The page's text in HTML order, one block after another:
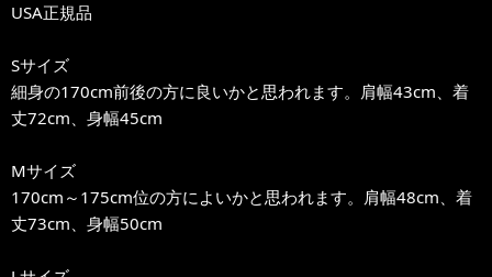
USA正規品
Sサイズ
細身の170cm前後の方に良いかと思われます。肩幅43cm、着
丈72cm、身幅45cm
Mサイズ
170cm～175cm位の方によいかと思われます。肩幅48cm、着
丈73cm、身幅50cm